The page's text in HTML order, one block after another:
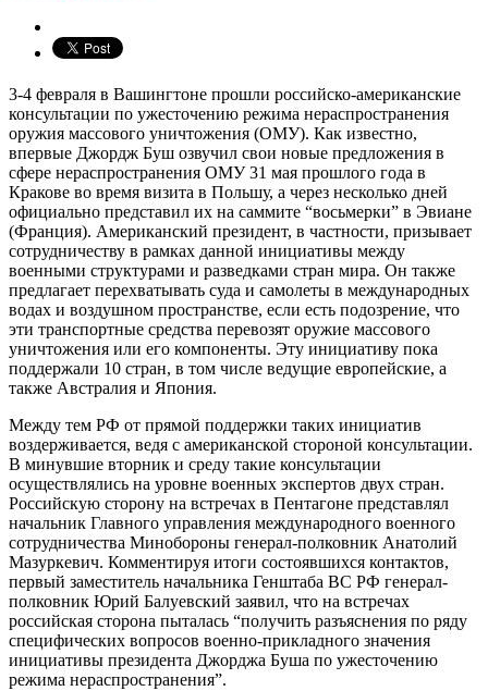
3-4 февраля в Вашингтоне прошли российско-американские
консультации по ужесточению режима нераспространения
оружия массового уничтожения (ОМУ). Как известно,
впервые Джордж Буш озвучил свои новые предложения в
сфере нераспространения ОМУ 31 мая прошлого года в
Кракове во время визита в Польшу, а через несколько дней
официально представил их на саммите “восьмерки” в Эвиане
(Франция). Американский президент, в частности, призывает
сотрудничеству в рамках данной инициативы между
военными структурами и разведками стран мира. Он также
предлагает перехватывать суда и самолеты в международных
водах и воздушном пространстве, если есть подозрение, что
эти транспортные средства перевозят оружие массового
уничтожения или его компоненты. Эту инициативу пока
поддержали 10 стран, в том числе ведущие европейские, а
также Австралия и Япония.
Между тем РФ от прямой поддержки таких инициатив
воздерживается, ведя с американской стороной консультации.
В минувшие вторник и среду такие консультации
осуществлялись на уровне военных экспертов двух стран.
Российскую сторону на встречах в Пентагоне представлял
начальник Главного управления международного военного
сотрудничества Минобороны генерал-полковник Анатолий
Мазуркевич. Комментируя итоги состоявшихся контактов,
первый заместитель начальника Генштаба ВС РФ генерал-
полковник Юрий Балуевский заявил, что на встречах
российская сторона пыталась “получить разъяснения по ряду
специфических вопросов военно-прикладного значения
инициативы президента Джорджа Буша по ужесточению
режима нераспространения”.